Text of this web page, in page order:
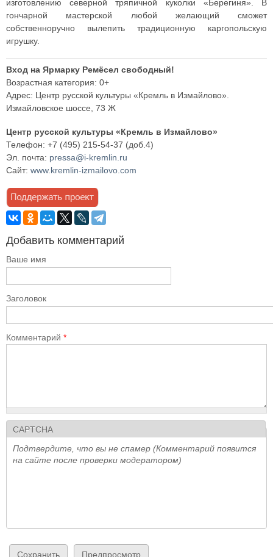
изготовлению северной тряпичной куколки «Берегиня». В
гончарной мастерской любой желающий сможет
собственноручно вылепить традиционную каргопольскую
игрушку.
Вход на Ярмарку Ремёсел свободный!
Возрастная категория: 0+
Адрес: Центр русской культуры «Кремль в Измайлово».
Измайловское шоссе, 73 Ж
Центр русской культуры «Кремль в Измайлово»
Телефон: +7 (495) 215-54-37 (доб.4)
Эл. почта: pressa@i-kremlin.ru
Сайт: www.kremlin-izmailovo.com
Добавить комментарий
Ваше имя
Заголовок
Комментарий *
CAPTCHA
Подтвердите, что вы не спамер (Комментарий появится
на сайте после проверки модератором)